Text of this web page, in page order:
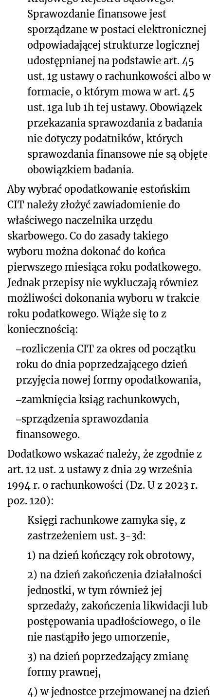
Sprawozdanie finansowe jest
sporządzane w postaci elektronicznej
odpowiadającej strukturze logicznej
udostępnianej na podstawie art. 45
ust. 1g ustawy o rachunkowości albo w
formacie, o którym mowa w art. 45
ust. 1ga lub 1h tej ustawy. Obowiązek
przekazania sprawozdania z badania
nie dotyczy podatników, których
sprawozdania finansowe nie są objęte
obowiązkiem badania.
Aby wybrać opodatkowanie estońskim
CIT należy złożyć zawiadomienie do
właściwego naczelnika urzędu
skarbowego. Co do zasady takiego
wyboru można dokonać do końca
pierwszego miesiąca roku podatkowego.
Jednak przepisy nie wykluczają równiez
możliwości dokonania wyboru w trakcie
roku podatkowego. Wiąże się to z
koniecznością:
‒rozliczenia CIT za okres od początku
roku do dnia poprzedzającego dzień
przyjęcia nowej formy opodatkowania,
‒zamknięcia ksiąg rachunkowych,
‒sprządzenia sprawozdania
finansowego.
Dodatkowo wskazać należy, że zgodnie z
art. 12 ust. 2 ustawy z dnia 29 września
1994 r. o rachunkowości (Dz. U z 2023 r.
poz. 120):
Księgi rachunkowe zamyka się, z
zastrzeżeniem ust. 3-3d:
1) na dzień kończący rok obrotowy,
2) na dzień zakończenia działalności
jednostki, w tym również jej
sprzedaży, zakończenia likwidacji lub
postępowania upadłościowego, o ile
nie nastąpiło jego umorzenie,
3) na dzień poprzedzający zmianę
formy prawnej,
4) w jednostce przejmowanej na dzień